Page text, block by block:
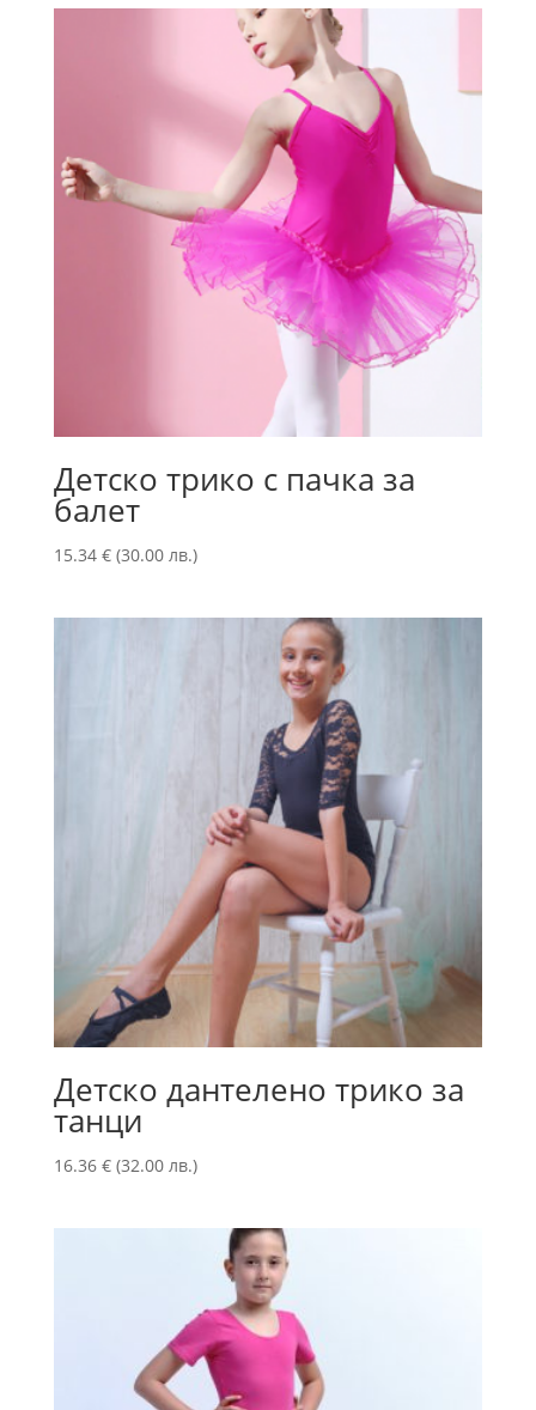
Детско трико с пачка за
балет
15.34 € (30.00 лв.)
Детско дантелено трико за
танци
16.36 € (32.00 лв.)